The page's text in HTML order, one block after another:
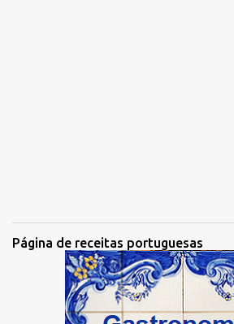
Página de receitas portuguesas